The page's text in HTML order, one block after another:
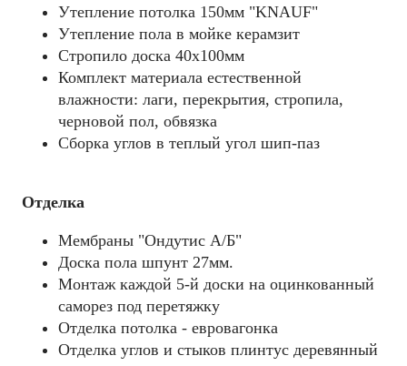
Утепление потолка 150мм "KNAUF"
Утепление пола в мойке керамзит
Стропило доска 40x100мм
Комплект материала естественной
влажности: лаги, перекрытия, стропила,
черновой пол, обвязка
Сборка углов в теплый угол шип-паз
Отделка
Мембраны "Ондутис А/Б"
Доска пола шпунт 27мм.
Монтаж каждой 5-й доски на оцинкованный
саморез под перетяжку
Отделка потолка - евровагонка
Отделка углов и стыков плинтус деревянный